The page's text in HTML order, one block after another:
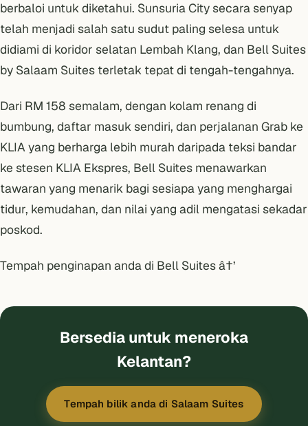
berbaloi untuk diketahui. Sunsuria City secara senyap
telah menjadi salah satu sudut paling selesa untuk
didiami di koridor selatan Lembah Klang, dan Bell Suites
by Salaam Suites terletak tepat di tengah-tengahnya.
Dari RM 158 semalam, dengan kolam renang di
bumbung, daftar masuk sendiri, dan perjalanan Grab ke
KLIA yang berharga lebih murah daripada teksi bandar
ke stesen KLIA Ekspres, Bell Suites menawarkan
tawaran yang menarik bagi sesiapa yang menghargai
tidur, kemudahan, dan nilai yang adil mengatasi sekadar
poskod.
Tempah penginapan anda di Bell Suites â†’
Bersedia untuk meneroka
Kelantan?
Tempah bilik anda di Salaam Suites